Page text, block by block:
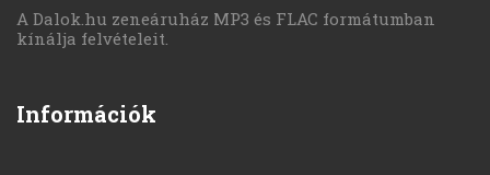
A Dalok.hu zeneáruház MP3 és FLAC formátumban
kínálja felvételeit.
Információk